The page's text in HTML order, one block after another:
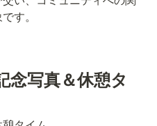
す。
念写真＆休憩タ